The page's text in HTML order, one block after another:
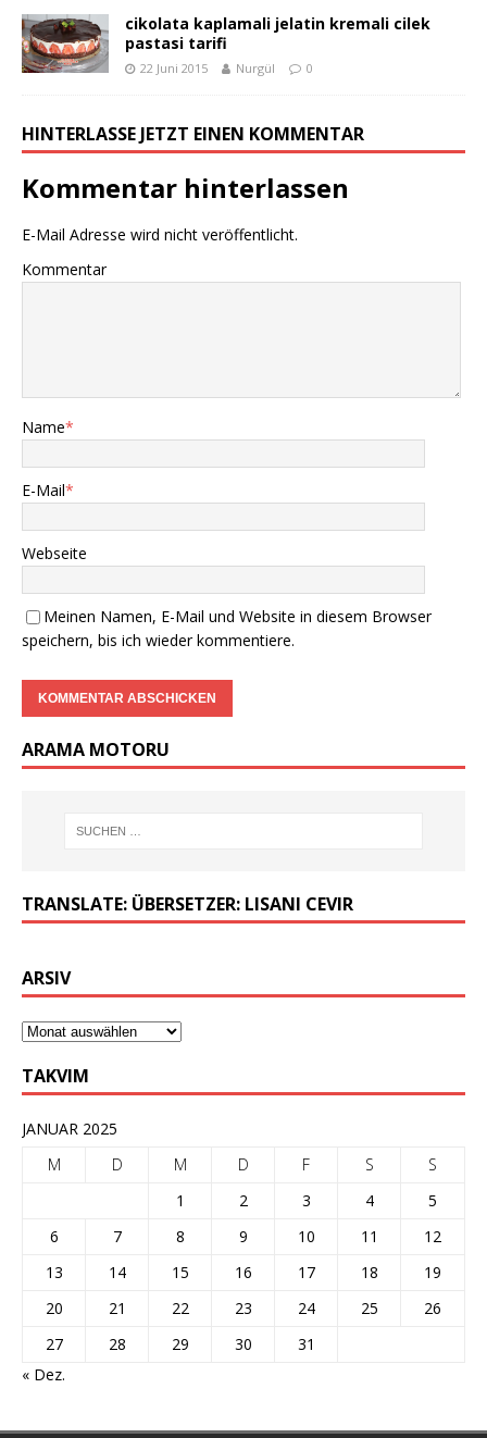
cikolata kaplamali jelatin kremali cilek
pastasi tarifi
22 Juni 2015 Nurgül 0
HINTERLASSE JETZT EINEN KOMMENTAR
Kommentar hinterlassen
E-Mail Adresse wird nicht veröffentlicht.
Kommentar
Name*
E-Mail*
Webseite
Meinen Namen, E-Mail und Website in diesem Browser
speichern, bis ich wieder kommentiere.
ARAMA MOTORU
TRANSLATE: ÜBERSETZER: LISANI CEVIR
ARSIV
TAKVIM
JANUAR 2025
M
D M D F S
S
1
2 3 4
5
6
7 8 9 10 11
12
13
14 15 16 17 18
19
20
21 22 23 24 25
26
27
28 29 30
31
« Dez.